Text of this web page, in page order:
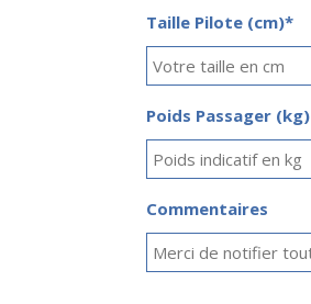
Taille Pilote (cm)*
Poids Passager (kg)
Commentaires